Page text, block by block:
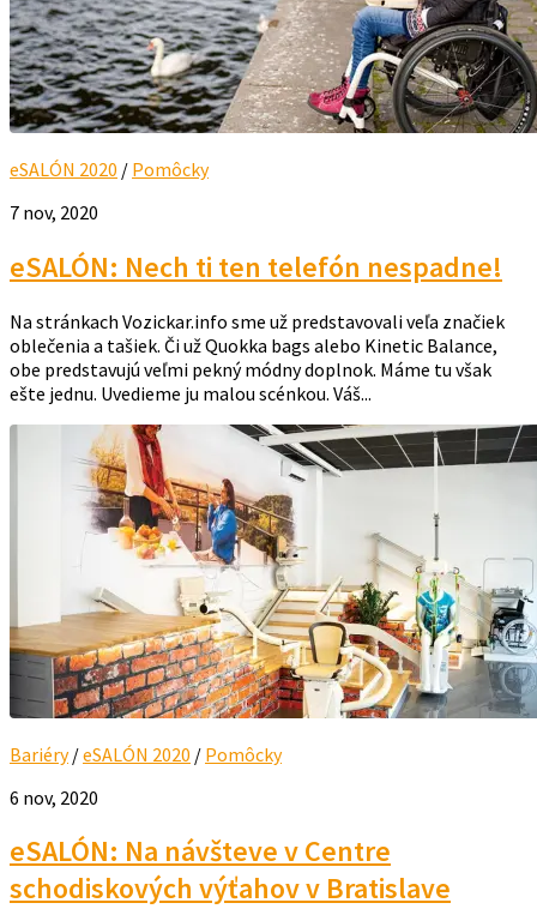
eSALÓN 2020 / Pomôcky
7 nov, 2020
eSALÓN: Nech ti ten telefón nespadne!
Na stránkach Vozickar.info sme už predstavovali veľa značiek
oblečenia a tašiek. Či už Quokka bags alebo Kinetic Balance,
obe predstavujú veľmi pekný módny doplnok. Máme tu však
ešte jednu. Uvedieme ju malou scénkou. Váš...
Bariéry/eSALÓN 2020 / Pomôcky
6 nov, 2020
eSALÓN: Na návšteve v Centre
schodiskových výťahov v Bratislave